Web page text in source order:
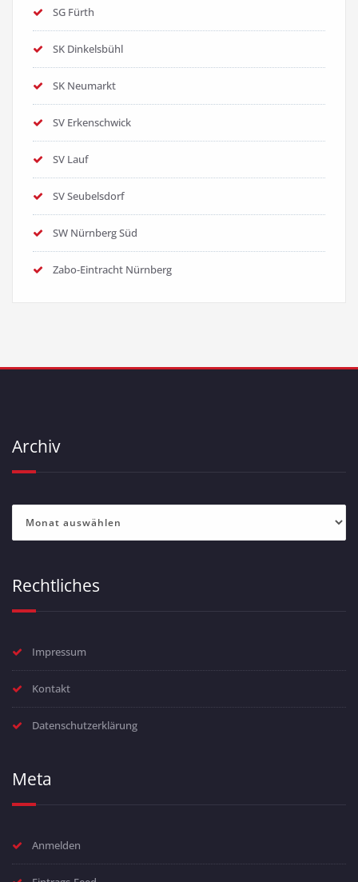
SG Fürth
SK Dinkelsbühl
SK Neumarkt
SV Erkenschwick
SV Lauf
SV Seubelsdorf
SW Nürnberg Süd
Zabo-Eintracht Nürnberg
Archiv
Rechtliches
Impressum
Kontakt
Datenschutzerklärung
Meta
Anmelden